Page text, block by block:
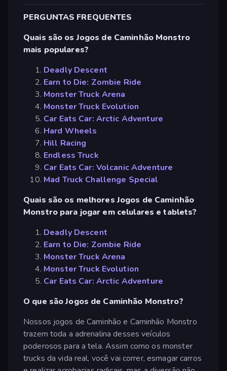
PERGUNTAS FREQUENTES
Quais são os Jogos de Caminhão Monstro
mais populares?
Deadly Descent
Earn to Die: Zombie Ride
Monster Truck Arena
Monster Truck Evolution
Car Eats Car: Arctic Adventure
Hard Wheels
Hill Racing
Endless Truck
Car Eats Car: Volcanic Adventure
Mad Truck Challenge Special
Quais são os melhores Jogos de Caminhão
Monstro para jogar em celulares e tablets?
Deadly Descent
Earn to Die: Zombie Ride
Monster Truck Arena
Monster Truck Evolution
Car Eats Car: Arctic Adventure
O que são Jogos de Caminhão Monstro?
Nossos jogos de Caminhão e Caminhão Monstro
trazem toda a adrenalina desses veículos
poderosos para a tela. Assim como os monster
trucks da vida real, você vai correr, esmagar carros